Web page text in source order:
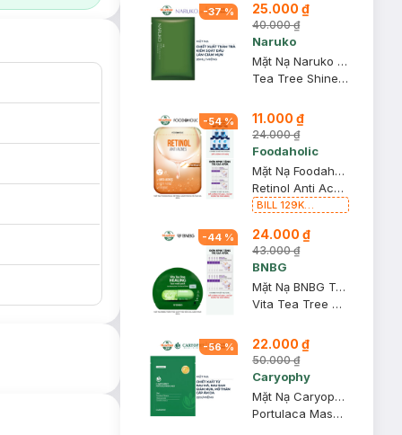
-37% 25.000 ₫
40.000 ₫
Naruko
Mặt Nạ Naruko Tràm Trà Kiểm Soát Dầu Và Giảm Mụn 26ml
Tea Tree Shine Control and Blemish Clear Mask
-54% 11.000 ₫
24.000 ₫
Foodaholic
Mặt Nạ Foodaholic Retinol Giảm Mụn & Tái Tạo Da 23ml
Retinol Anti Acnes Mask
BILL 129K
01 Combo 5 Mặt
Nạ Foodaholic
Cấp Ẩm, Phục Hồi
-44 % 24.000 ₫
43.000 ₫
BNBG
Mặt Nạ BNBG Tràm Trà Giúp Thải Độc Da, Giảm Mụn 30ml
Vita Tea Tree Healing Face Mask Pack
-56% 22.000 ₫
50.000 ₫
Caryophy
Mặt Nạ Caryophy Làm Giảm Mụn, Thâm & Dưỡng Ẩm Da 22g
Portulaca Mask Sheet 3in1